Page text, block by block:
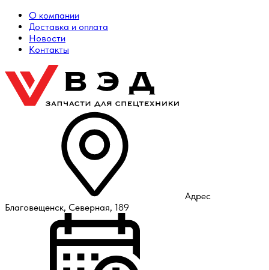
О компании
Доставка и оплата
Новости
Контакты
Адрес
Благовещенск, Северная, 189